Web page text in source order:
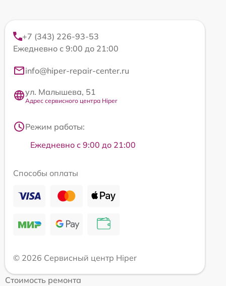
+7 (343) 226-93-53
Ежедневно с 9:00 до 21:00
info@hiper-repair-center.ru
ул. Малышева, 51
Адрес сервисного центра Hiper
Режим работы:
Ежедневно с 9:00 до 21:00
Способы оплаты
© 2026 Сервисный центр Hiper
Стоимость ремонта